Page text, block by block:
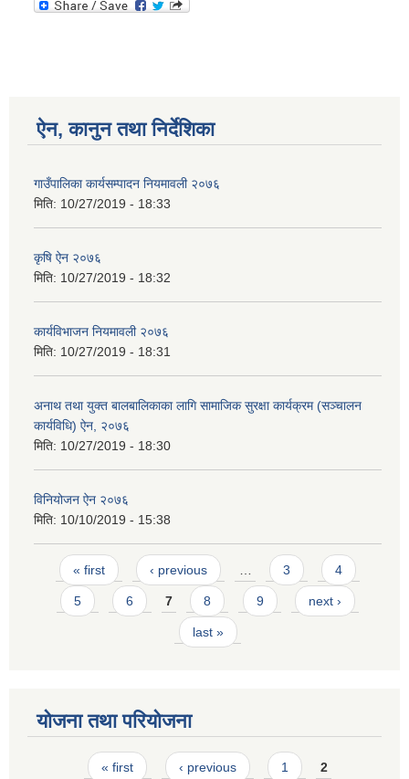
ऐन, कानुन तथा निर्देशिका
गाउँपालिका कार्यसम्पादन नियमावली २०७६
मिति: 10/27/2019 - 18:33
कृषि ऐन २०७६
मिति: 10/27/2019 - 18:32
कार्यविभाजन नियमावली २०७६
मिति: 10/27/2019 - 18:31
अनाथ तथा युक्त बालबालिकाका लागि सामाजिक सुरक्षा कार्यक्रम (सञ्चालन
कार्यविधि) ऐन, २०७६
मिति: 10/27/2019 - 18:30
विनियोजन ऐन २०७६
मिति: 10/10/2019 - 15:38
Pages
« first ‹ previous 3 4
5 6 7 8 9 next ›
last »
योजना तथा परियोजना
Pages« first ‹ previous 1 2